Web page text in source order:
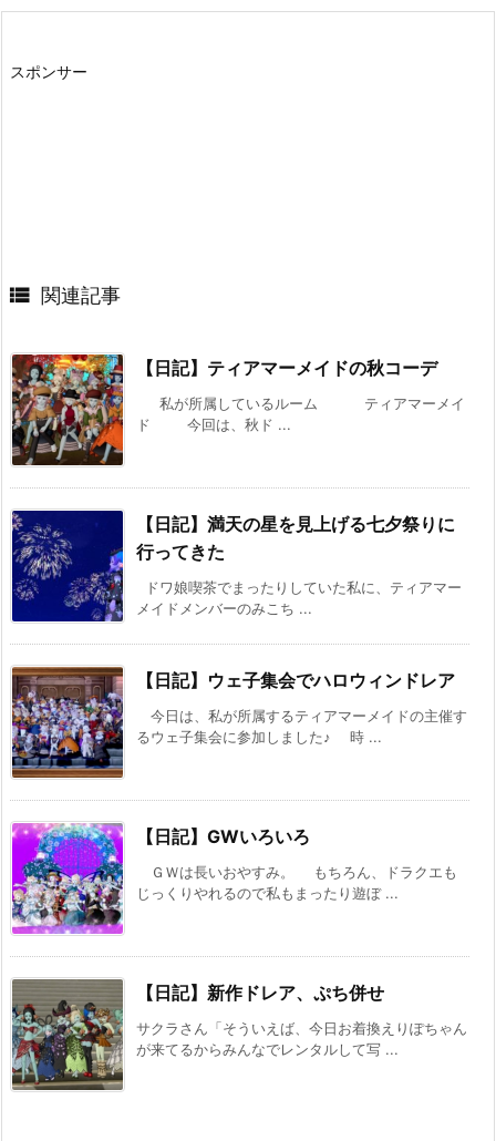
スポンサー
 関連記事
【日記】ティアマーメイドの秋コーデ
私が所属しているルーム ティアマーメイ
ド 今回は、秋ド ...
【日記】満天の星を見上げる七夕祭りに
行ってきた
ドワ娘喫茶でまったりしていた私に、ティアマー
メイドメンバーのみこち ...
【日記】ウェ子集会でハロウィンドレア
今日は、私が所属するティアマーメイドの主催す
るウェ子集会に参加しました♪ 時 ...
【日記】GWいろいろ
ＧＷは長いおやすみ。 もちろん、ドラクエも
じっくりやれるので私もまったり遊ぼ ...
【日記】新作ドレア、ぷち併せ
サクラさん「そういえば、今日お着換えりぽちゃん
が来てるからみんなでレンタルして写 ...